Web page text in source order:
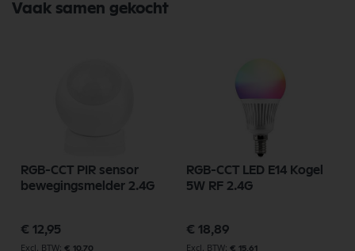
Vaak samen gekocht
RGB-CCT PIR sensor
bewegingsmelder 2.4G
€ 12,95
€ 10,70
RGB-CCT LED E14 Kogel
5W RF 2.4G
€ 18,89
€ 15,61